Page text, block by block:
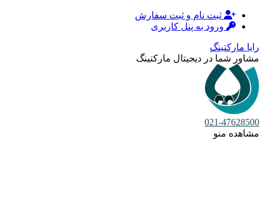
ثبت نام و ثبت سفارش
ورود به پنل کاربری
رایا مارکتینگ
مشاور شما در دیجیتال مارکتینگ
021-47628500
مشاهده منو